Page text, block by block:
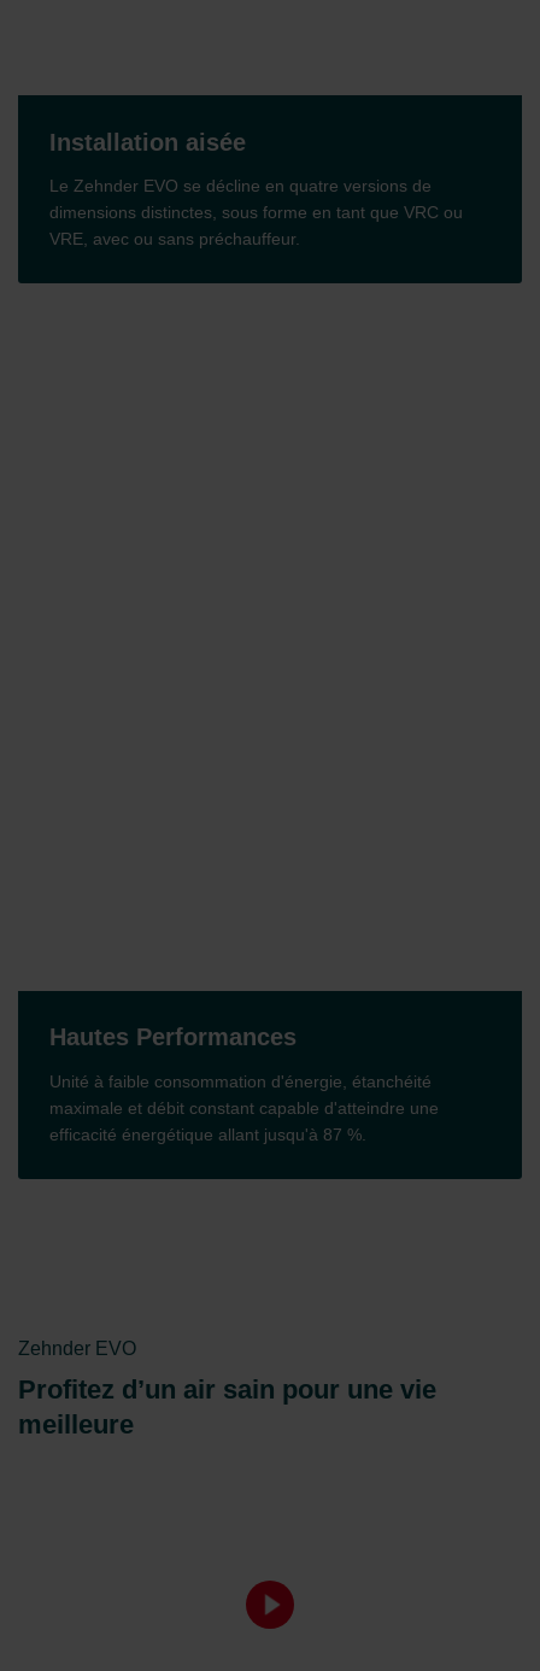
Installation aisée
Le Zehnder EVO se décline en quatre versions de
dimensions distinctes, sous forme en tant que VRC ou
VRE, avec ou sans préchauffeur.
Hautes Performances
Unité à faible consommation d'énergie, étanchéité
maximale et débit constant capable d'atteindre une
efficacité énergétique allant jusqu'à 87 %.
Zehnder EVO
Profitez d’un air sain pour une vie
meilleure